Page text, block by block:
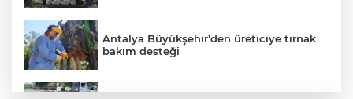
Antalya Büyükşehir’den üreticiye tırnak
bakım desteği